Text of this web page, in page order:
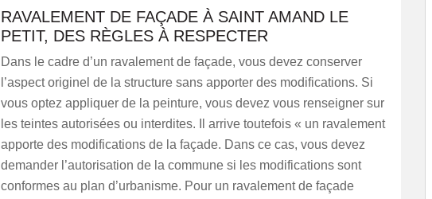
RAVALEMENT DE FAÇADE À SAINT AMAND LE
PETIT, DES RÈGLES À RESPECTER
Dans le cadre d’un ravalement de façade, vous devez conserver
l’aspect originel de la structure sans apporter des modifications. Si
vous optez appliquer de la peinture, vous devez vous renseigner sur
les teintes autorisées ou interdites. Il arrive toutefois « un ravalement
apporte des modifications de la façade. Dans ce cas, vous devez
demander l’autorisation de la commune si les modifications sont
conformes au plan d’urbanisme. Pour un ravalement de façade